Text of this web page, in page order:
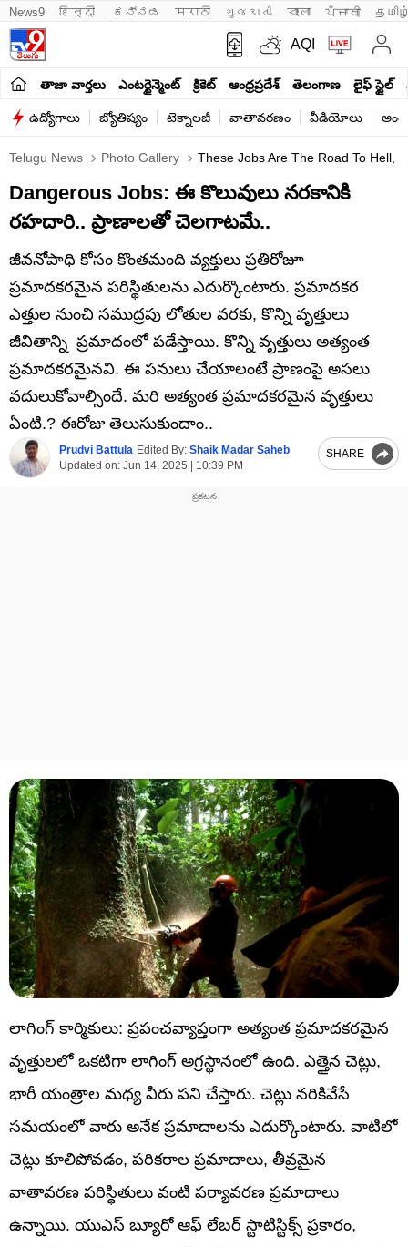
News9 हिन्दी ಕನ್ನಡ मराठी ગુજરાતી বাংলা ਪੰਜਾਬੀ
AQI
తాజా వార్తలు ఎంటర్టైన్మెంట్ క్రికెట్ ఆంధ్రప్రదేశ్ తెలంగాణ లైఫ్ స్టైల్
ఉద్యోగాలు జ్యోతిష్యం టెక్నాలజీ వాతావరణం వీడియోలు
Telugu News Photo Gallery These Jobs Are The Road To Hell,
Dangerous Jobs: ఈ కొలువులు నరకానికి
రహదారి.. ప్రాణాలతో చెలగాటమే..
జీవనోపాధి కోసం కొంతమంది వ్యక్తులు ప్రతిరోజూ
ప్రమాదకరమైన పరిస్థితులను ఎదుర్కొంటారు. ప్రమాదకర
ఎత్తుల నుంచి సముద్రపు లోతుల వరకు, కొన్ని వృత్తులు
జీవితాన్ని ప్రమాదంలో పడేస్తాయి. కొన్ని వృత్తులు అత్యంత
ప్రమాదకరమైనవి. ఈ పనులు చేయాలంటే ప్రాణంపై అసలు
వదులుకోవాల్సిందే. మరి అత్యంత ప్రమాదకరమైన వృత్తులు
ఏంటి.? ఈరోజు తెలుసుకుందాం..
Prudvi Battula Edited By: Shaik Madar Saheb
Updated on: Jun 14, 2025 | 10:39 PM
SHARE
లాగింగ్ కార్మికులు: ప్రపంచవ్యాప్తంగా అత్యంత ప్రమాదకరమైన
వృత్తులలో ఒకటిగా లాగింగ్ అగ్రస్థానంలో ఉంది. ఎత్తైన చెట్లు,
భారీ యంత్రాల మధ్య వీరు పని చేస్తారు. చెట్లు నరికివేసే
సమయంలో వారు అనేక ప్రమాదాలను ఎదుర్కొంటారు. వాటిలో
చెట్లు కూలిపోవడం, పరికరాల ప్రమాదాలు, తీవ్రమైన
వాతావరణ పరిస్థితులు వంటి పర్యావరణ ప్రమాదాలు
ఉన్నాయి. యుఎస్ బ్యూరో ఆఫ్ లేబర్ స్టాటిస్టిక్స్ ప్రకారం,